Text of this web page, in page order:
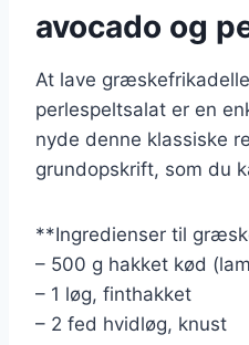
avocado og
At lave
perlespeltsalat er en
nyde denne klassiske
grundopskrift, som du
**Ingredienser til
– 500 g hakket kød
– 1 løg, finthakket
– 2 fed hvidløg, knust